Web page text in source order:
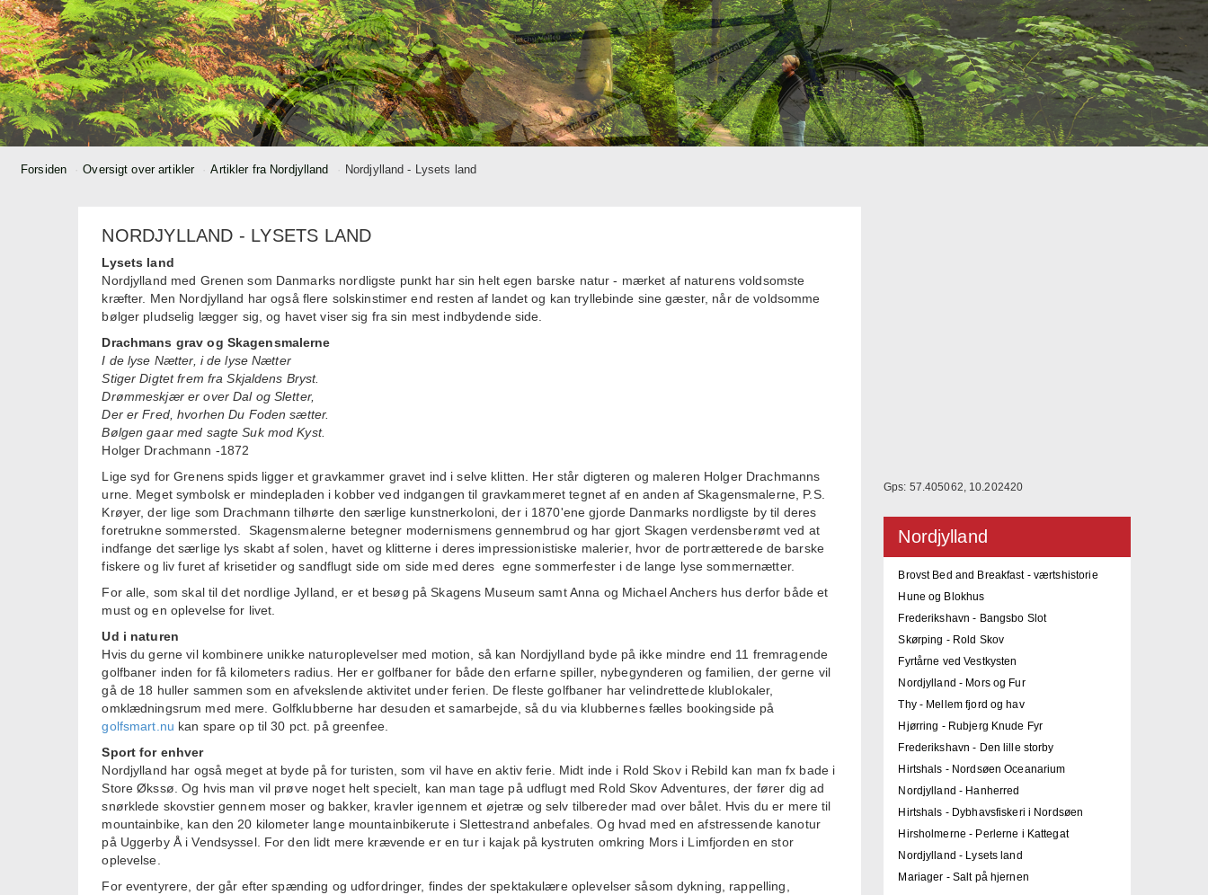
Forsiden Oversigt over artikler Artikler fra Nordjylland Nordjylland - Lysets land
NORDJYLLAND - LYSETS LAND
Lysets land
Nordjylland med Grenen som Danmarks nordligste punkt har sin helt egen barske natur - mærket af naturens voldsomste
kræfter. Men Nordjylland har også flere solskinstimer end resten af landet og kan tryllebinde sine gæster, når de voldsomme
bølger pludselig lægger sig, og havet viser sig fra sin mest indbydende side.
Drachmans grav og Skagensmalerne
I de lyse Nætter, i de lyse Nætter
Stiger Digtet frem fra Skjaldens Bryst.
Drømmeskjær er over Dal og Sletter,
Der er Fred, hvorhen Du Foden sætter.
Bølgen gaar med sagte Suk mod Kyst.
Holger Drachmann -1872
Lige syd for Grenens spids ligger et gravkammer gravet ind i selve klitten. Her står digteren og maleren Holger Drachmanns
urne. Meget symbolsk er mindepladen i kobber ved indgangen til gravkammeret tegnet af en anden af Skagensmalerne, P.S.
Krøyer, der lige som Drachmann tilhørte den særlige kunstnerkoloni, der i 1870'ene gjorde Danmarks nordligste by til deres
foretrukne sommersted. Skagensmalerne betegner modernismens gennembrud og har gjort Skagen verdensberømt ved at
indfange det særlige lys skabt af solen, havet og klitterne i deres impressionistiske malerier, hvor de portrætterede de barske
fiskere og liv furet af krisetider og sandflugt side om side med deres egne sommerfester i de lange lyse sommernætter.
For alle, som skal til det nordlige Jylland, er et besøg på Skagens Museum samt Anna og Michael Anchers hus derfor både et
must og en oplevelse for livet.
Ud i naturen
Hvis du gerne vil kombinere unikke naturoplevelser med motion, så kan Nordjylland byde på ikke mindre end 11 fremragende
golfbaner inden for få kilometers radius. Her er golfbaner for både den erfarne spiller, nybegynderen og familien, der gerne vil
gå de 18 huller sammen som en afvekslende aktivitet under ferien. De fleste golfbaner har velindrettede klublokaler,
omklædningsrum med mere. Golfklubberne har desuden et samarbejde, så du via klubbernes fælles bookingside på
golfsmart.nu kan spare op til 30 pct. på greenfee.
Sport for enhver
Nordjylland har også meget at byde på for turisten, som vil have en aktiv ferie. Midt inde i Rold Skov i Rebild kan man fx bade i
Store Økssø. Og hvis man vil prøve noget helt specielt, kan man tage på udflugt med Rold Skov Adventures, der fører dig ad
snørklede skovstier gennem moser og bakker, kravler igennem et øjetræ og selv tilbereder mad over bålet. Hvis du er mere til
mountainbike, kan den 20 kilometer lange mountainbikerute i Slettestrand anbefales. Og hvad med en afstressende kanotur
på Uggerby Å i Vendsyssel. For den lidt mere krævende er en tur i kajak på kystruten omkring Mors i Limfjorden en stor
oplevelse.
For eventyrere, der går efter spænding og udfordringer, findes der spektakulære oplevelser såsom dykning, rappelling,
Gps: 57.405062, 10.202420
Nordjylland
Brovst Bed and Breakfast - værtshistorie
Hune og Blokhus
Frederikshavn - Bangsbo Slot
Skørping - Rold Skov
Fyrtårne ved Vestkysten
Nordjylland - Mors og Fur
Thy - Mellem fjord og hav
Hjørring - Rubjerg Knude Fyr
Frederikshavn - Den lille storby
Hirtshals - Nordsøen Oceanarium
Nordjylland - Hanherred
Hirtshals - Dybhavsfiskeri i Nordsøen
Hirsholmerne - Perlerne i Kattegat
Nordjylland - Lysets land
Mariager - Salt på hjernen